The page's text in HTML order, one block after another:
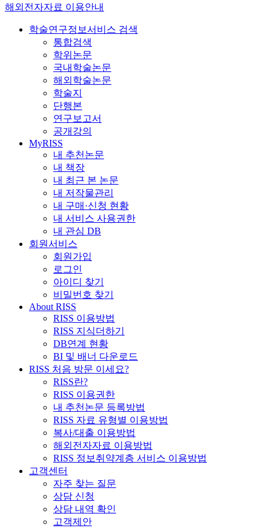
해외전자자료 이용안내
학술연구정보서비스 검색
통합검색
학위논문
국내학술논문
해외학술논문
학술지
단행본
연구보고서
공개강의
MyRISS
내 추천논문
내 책장
내 최근 본 논문
내 저작물관리
내 구매·신청 현황
내 서비스 사용권한
내 관심 DB
회원서비스
회원가입
로그인
아이디 찾기
비밀번호 찾기
About RISS
RISS 이용방법
RISS 지식더하기
DB연계 현황
BI 및 배너 다운로드
RISS 처음 방문 이세요?
RISS란?
RISS 이용권한
내 추천논문 등록방법
RISS 자료 유형별 이용방법
복사/대출 이용방법
해외전자자료 이용방법
RISS 정보취약계층 서비스 이용방법
고객센터
자주 찾는 질문
상담 신청
상담 내역 확인
고객제안